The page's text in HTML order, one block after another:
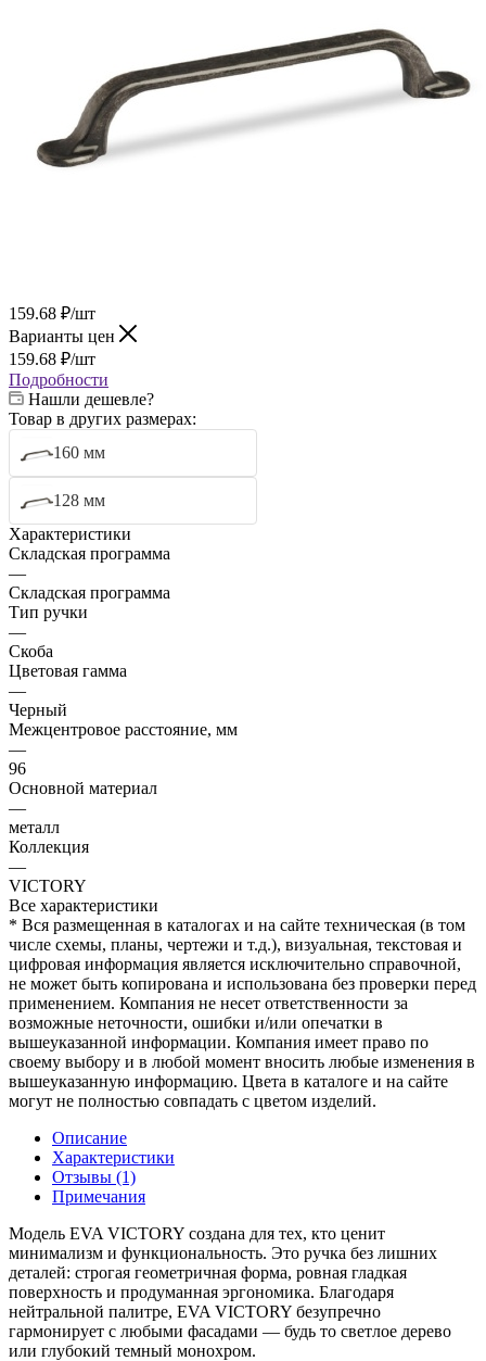
159.68 ₽/шт
Варианты цен
159.68 ₽/шт
Подробности
Нашли дешевле?
Товар в других размерах:
160 мм
128 мм
Характеристики
Складская программа
—
Складская программа
Тип ручки
—
Скоба
Цветовая гамма
—
Черный
Межцентровое расстояние, мм
—
96
Основной материал
—
металл
Коллекция
—
VICTORY
Все характеристики
* Вся размещенная в каталогах и на сайте техническая (в том
числе схемы, планы, чертежи и т.д.), визуальная, текстовая и
цифровая информация является исключительно справочной,
не может быть копирована и использована без проверки перед
применением. Компания не несет ответственности за
возможные неточности, ошибки и/или опечатки в
вышеуказанной информации. Компания имеет право по
своему выбору и в любой момент вносить любые изменения в
вышеуказанную информацию. Цвета в каталоге и на сайте
могут не полностью совпадать с цветом изделий.
Описание
Характеристики
Отзывы (1)
Примечания
Модель EVA VICTORY создана для тех, кто ценит
минимализм и функциональность. Это ручка без лишних
деталей: строгая геометричная форма, ровная гладкая
поверхность и продуманная эргономика. Благодаря
нейтральной палитре, EVA VICTORY безупречно
гармонирует с любыми фасадами — будь то светлое дерево
или глубокий темный монохром.